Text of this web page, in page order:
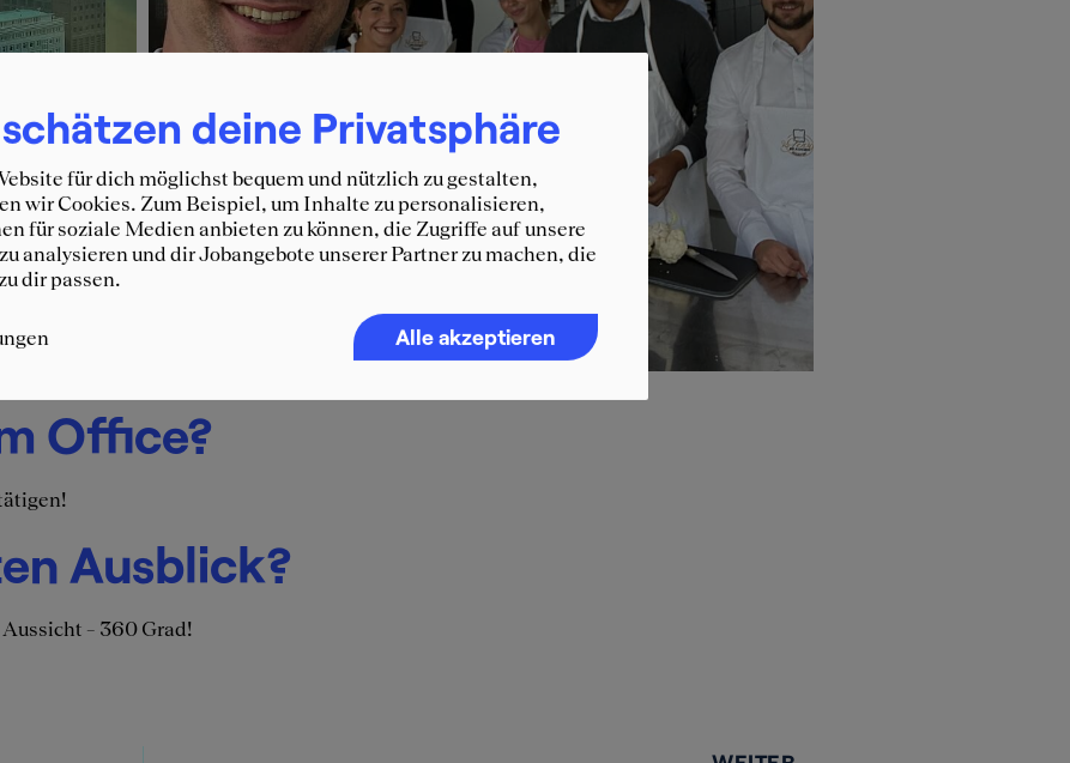
Office?
Ausblick?
– 360 Grad!
deine Privatsphäre
für dich möglichst bequem und nützlich zu gestalten,
wir Cookies. Zum Beispiel, um Inhalte zu personalisieren,
für soziale Medien anbieten zu können, die Zugriffe auf unsere
analysieren und dir Jobangebote unserer Partner zu machen, die
dir passen.
Alle akzeptieren